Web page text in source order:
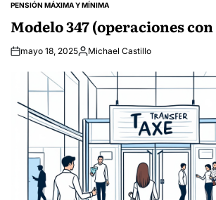
POSTED
PENSIÓN MÁXIMA Y MÍNIMA
Modelo 347 (operaciones
mayo 18, 2025Posted
Michael Castillo